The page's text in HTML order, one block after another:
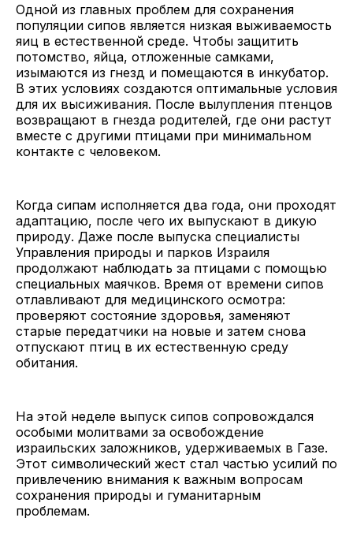
Одной из главных проблем для сохранения
популяции сипов является низкая выживаемость
яиц в естественной среде. Чтобы защитить
потомство, яйца, отложенные самками,
изымаются из гнезд и помещаются в инкубатор.
В этих условиях создаются оптимальные условия
для их высиживания. После вылупления птенцов
возвращают в гнезда родителей, где они растут
вместе с другими птицами при минимальном
контакте с человеком.
Когда сипам исполняется два года, они проходят
адаптацию, после чего их выпускают в дикую
природу. Даже после выпуска специалисты
Управления природы и парков Израиля
продолжают наблюдать за птицами с помощью
специальных маячков. Время от времени сипов
отлавливают для медицинского осмотра:
проверяют состояние здоровья, заменяют
старые передатчики на новые и затем снова
отпускают птиц в их естественную среду
обитания.
На этой неделе выпуск сипов сопровождался
особыми молитвами за освобождение
израильских заложников, удерживаемых в Газе.
Этот символический жест стал частью усилий по
привлечению внимания к важным вопросам
сохранения природы и гуманитарным
проблемам.